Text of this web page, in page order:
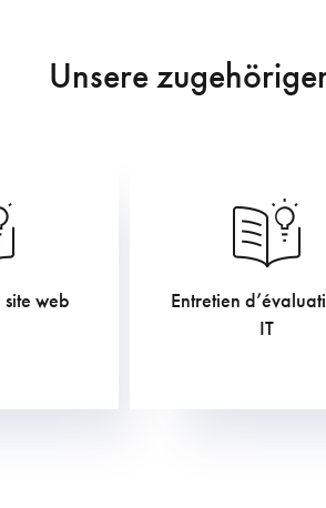
Unsere
web
Entretien
IT
169,40€